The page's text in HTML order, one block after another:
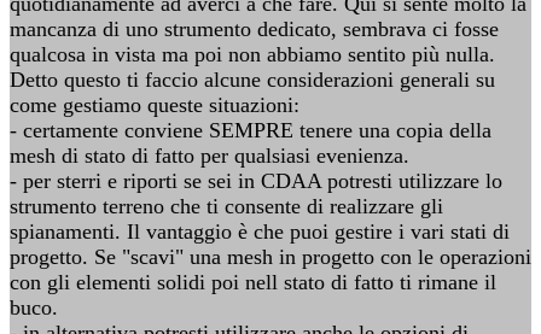
mancanza di uno strumento dedicato, sembrava ci fosse
qualcosa in vista ma poi non abbiamo sentito più nulla.
Detto questo ti faccio alcune considerazioni generali su
come gestiamo queste situazioni:
- certamente conviene SEMPRE tenere una copia della
mesh di stato di fatto per qualsiasi evenienza.
- per sterri e riporti se sei in CDAA potresti utilizzare lo
strumento terreno che ti consente di realizzare gli
spianamenti. Il vantaggio è che puoi gestire i vari stati di
progetto. Se "scavi" una mesh in progetto con le operazioni
con gli elementi solidi poi nell stato di fatto ti rimane il
buco.